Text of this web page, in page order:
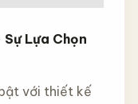
Lựa Chọn
với thiết kế